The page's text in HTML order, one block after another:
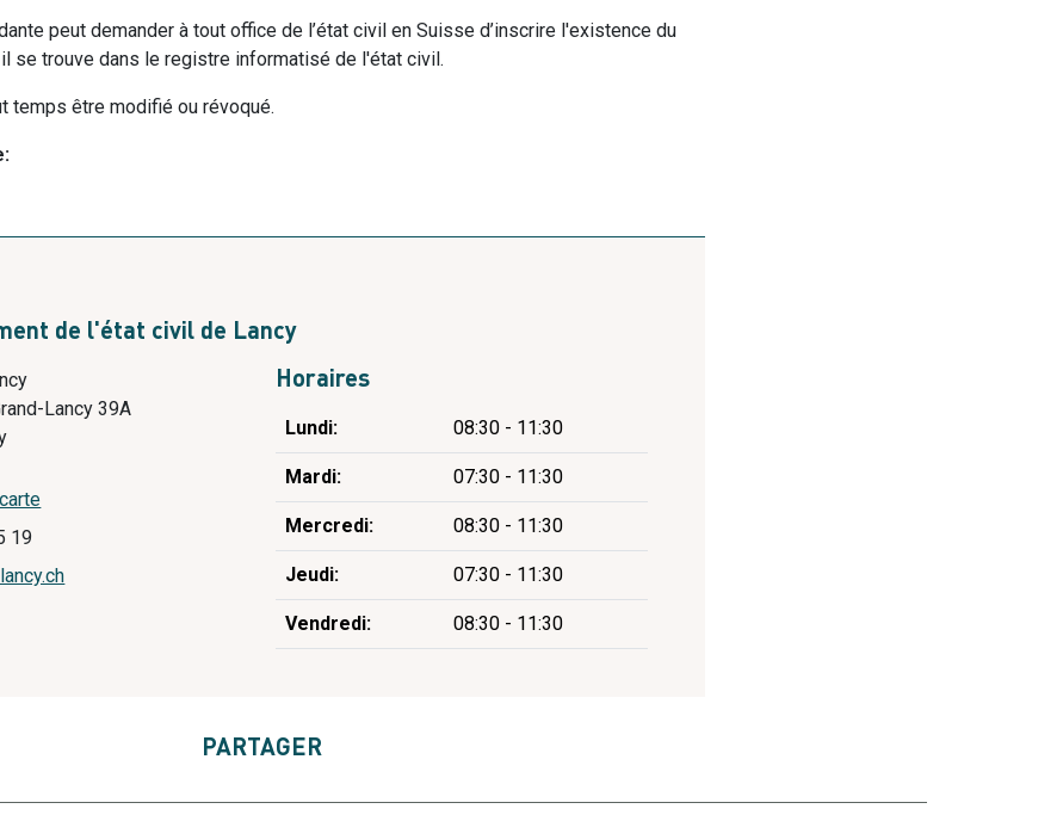
peut demander à tout office de l’état civil en Suisse d’inscrire l'existence du
se trouve dans le registre informatisé de l'état civil.
temps être modifié ou révoqué.
de l'état civil de Lancy
Lancy 39A
19
Horaires
Jour
Plage horaire
Lundi: 08:30 - 11:30
Mardi: 07:30 - 11:30
Mercredi: 08:30 - 11:30
Jeudi: 07:30 - 11:30
Vendredi: 08:30 - 11:30
PARTAGER